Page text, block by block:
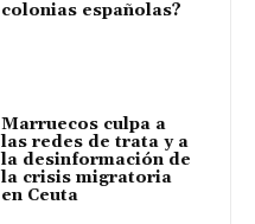
colonias españolas?
Marruecos culpa a
las redes de trata y a
la desinformación de
la crisis migratoria
en Ceuta